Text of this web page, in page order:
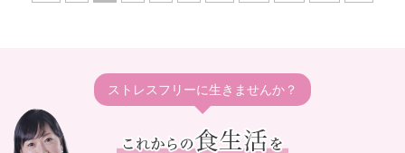
ストレスフリーに生きませんか？